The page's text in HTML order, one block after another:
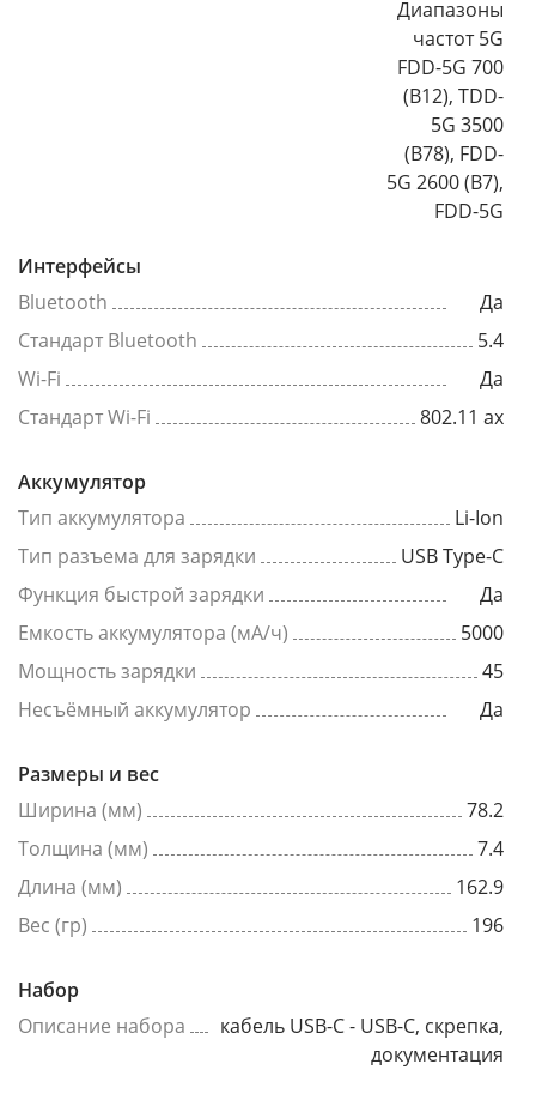
Диапазоны
частот 5G
FDD-5G 700
(B12), TDD-
5G 3500
(B78), FDD-
5G 2600 (B7),
FDD-5G
Интерфейсы
Bluetooth
Да
Стандарт Bluetooth
5.4
Wi-Fi
Да
Стандарт Wi-Fi
802.11 ax
Аккумулятор
Тип аккумулятора
Li-Ion
Тип разъема для зарядки
USB Type-C
Функция быстрой зарядки
Да
Емкость аккумулятора (мА/ч)
5000
Мощность зарядки
45
Несъёмный аккумулятор
Да
Размеры и вес
Ширина (мм)
78.2
Толщина (мм)
7.4
Длина (мм)
162.9
Вес (гр)
196
Набор
Описание набора
кабель USB-C - USB-C, скрепка,
документация